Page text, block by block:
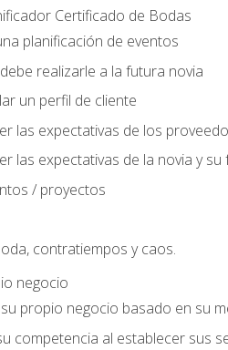
Certificado de Bodas
planificación de eventos
realizarle a la futura novia
un perfil de cliente
las expectativas de los
las expectativas de la novia y su
/ proyectos
contratiempos y caos.
negocio
propio negocio basado en su
competencia al establecer sus